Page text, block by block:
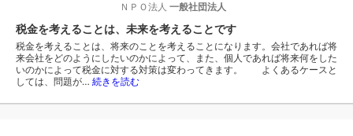
ＮＰＯ法人 一般社団法人
税金を考えることは、未来を考えることです
税金を考えることは、将来のことを考えることになります。会社であれば将
来会社をどのようにしたいのかによって、また、個人であれば将来何をした
いのかによって税金に対する対策は変わってきます。 よくあるケースと
しては、問題が… 続きを読む